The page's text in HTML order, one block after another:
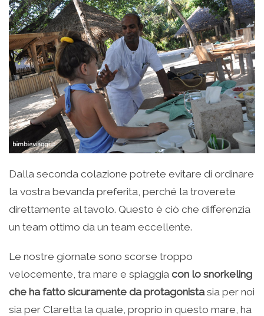
Dalla seconda colazione potrete evitare di ordinare
la vostra bevanda preferita, perché la troverete
direttamente al tavolo. Questo è ciò che differenzia
un team ottimo da un team eccellente.
Le nostre giornate sono scorse troppo
velocemente, tra mare e spiaggia con lo snorkeling
che ha fatto sicuramente da protagonistasia per noi
sia per Claretta la quale, proprio in questo mare, ha